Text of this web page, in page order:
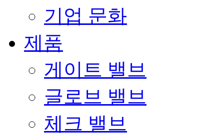
기업 문화
제품
게이트 밸브
글로브 밸브
체크 밸브